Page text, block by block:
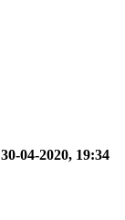
30-04-2020, 19:34